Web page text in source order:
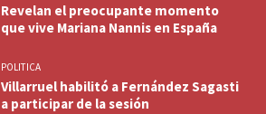
Revelan el preocupante momento
que vive Mariana Nannis en España
POLITICA
Villarruel habilitó a Fernández Sagasti
a participar de la sesión